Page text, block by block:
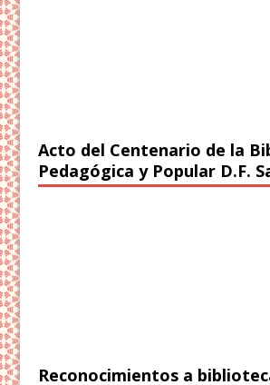
Acto del Centenario de la
Pedagógica y Popular D.F.
Reconocimientos a